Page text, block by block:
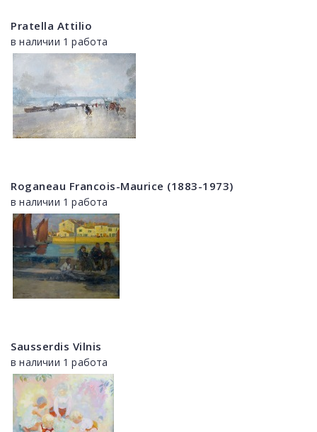
Pratella Attilio
в наличии 1 работа
Roganeau Francois-Maurice (1883-1973)
в наличии 1 работа
Sausserdis Vilnis
в наличии 1 работа